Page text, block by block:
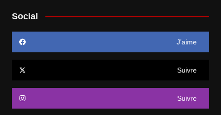
Social
J’aime
Suivre
Suivre